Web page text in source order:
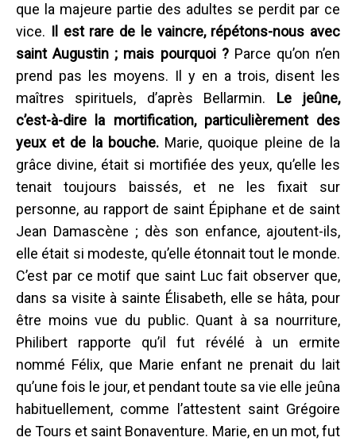
que la majeure partie des adultes se perdit par ce
vice. Il est rare de le vaincre, répétons-nous avec
saint Augustin ; mais pourquoi ?Parce qu’on n’en
prend pas les moyens. Il y en a trois, disent les
maîtres spirituels, d’après Bellarmin. Le jeûne,
c’est-à-dire la mortification, particulièrement des
yeux et de la bouche.Marie, quoique pleine de la
grâce divine, était si mortifiée des yeux, qu’elle les
tenait toujours baissés, et ne les fixait sur
personne, au rapport de saint Épiphane et de saint
Jean Damascène ; dès son enfance, ajoutent-ils,
elle était si modeste, qu’elle étonnait tout le monde.
C’est par ce motif que saint Luc fait observer que,
dans sa visite à sainte Élisabeth, elle se hâta, pour
être moins vue du public. Quant à sa nourriture,
Philibert rapporte qu’il fut révélé à un ermite
nommé Félix, que Marie enfant ne prenait du lait
qu’une fois le jour, et pendant toute sa vie elle jeûna
habituellement, comme l’attestent saint Grégoire
de Tours et saint Bonaventure. Marie, en un mot, fut